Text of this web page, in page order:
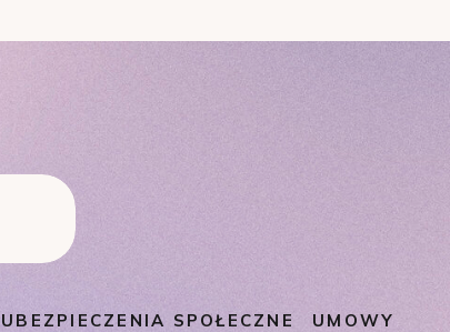
UMOWY
UBEZPIECZENIA SPOŁECZNE